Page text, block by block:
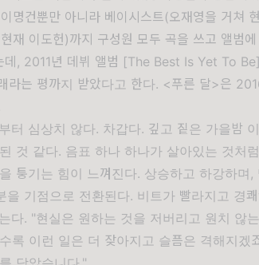
명건뿐만 아니라 베이시스트(오재영을 거쳐
재 이도헌)까지 구성원 모두 곡을 쓰고 앨범
데, 2011년 데뷔 앨범 [The Best Is Yet To
라는 평까지 받았다고 한다. <푸른 달>은
터 심상치 않다. 차갑다. 깊고 짙은 가을밤
것 같다. 음표 하나 하나가 살아있는 것처
퉁기는 힘이 느껴진다. 상승하고 하강하며
을 기점으로 전환된다. 비트가 빨라지고 경
다. "현실은 원하는 것을 저버리고 원치 않
록 이런 일은 더 잦아지고 슬픔은 격해지겠